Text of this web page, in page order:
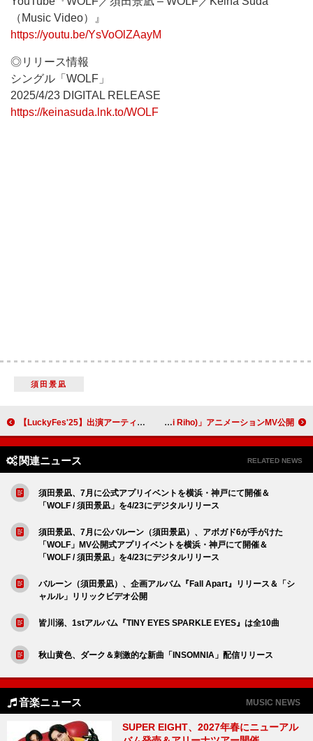
（Music Video）』
https://youtu.be/YsVoOlZAayM
◎リリース情報
シングル「WOLF」
2025/4/23 DIGITAL RELEASE
https://keinasuda.lnk.to/WOLF
須田景凪
【LuckyFes'25】出演アーティスト第3弾発表 新しい学校のリーダーズ／m-flo／郷ひろみ／日向坂46／私立恵比寿中学／T.M.Revolution／礼賛ら27組が決定 Ayumu Imazu、可愛くポップな「LIVE IT UP! (feat. Furui Riho)」アニメーションMV公開
関連ニュース RELATED NEWS
須田景凪、7月に公式アプリイベントを横浜・神戸にて開催＆
「WOLF / 須田景凪」を4/23にデジタルリリース
須田景凪、7月に公バルーン（須田景凪）、アボガド6が手がけた
「WOLF」MV公開式アプリイベントを横浜・神戸にて開催＆
「WOLF / 須田景凪」を4/23にデジタルリリース
バルーン（須田景凪）、企画アルバム『Fall Apart』リリース＆「シ
ャルル」リリックビデオ公開
皆川溺、1stアルバム『TINY EYES SPARKLE EYES』は全10曲
秋山黄色、ダーク＆刺激的な新曲「INSOMNIA」配信リリース
音楽ニュース MUSIC NEWS
SUPER EIGHT、2027年春にニューアル